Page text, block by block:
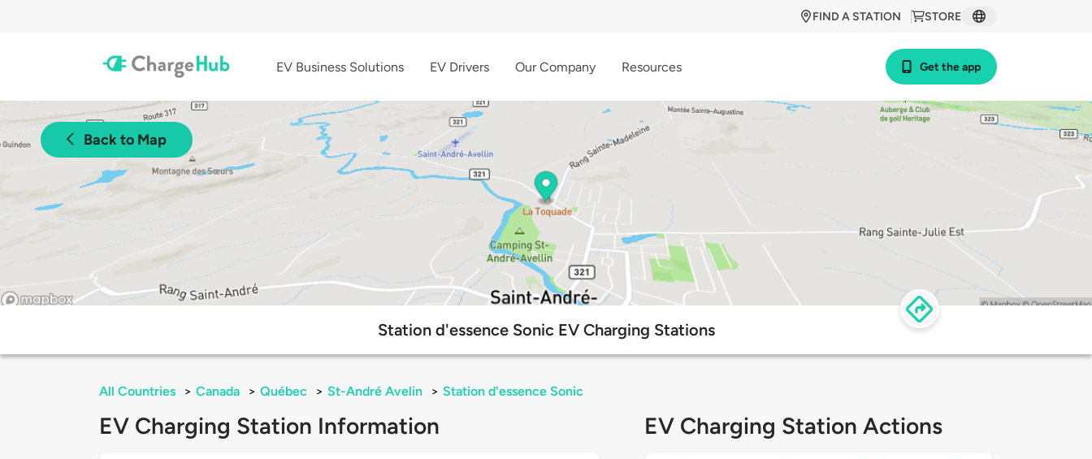
STORE
FIND A STATION
EV Business Solutions EV Drivers Our Company Resources Get the app
Back to Map
Station d'essence Sonic EV Charging Stations
All Countries > Canada > Québec > St-André Avelin > Station d'essence Sonic
EV Charging Station Information EV Charging Station Actions